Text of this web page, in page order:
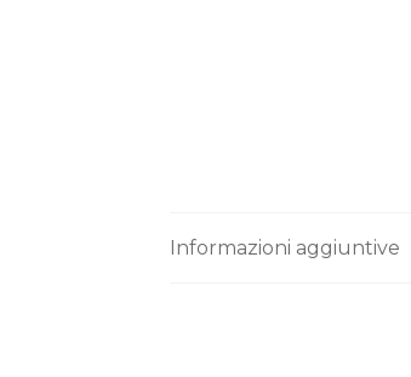
Informazioni aggiuntive